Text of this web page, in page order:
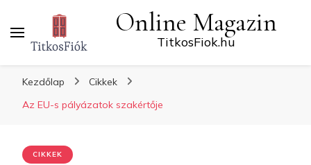
Online Magazin
TitkosFiok.hu
Kezdőlap
Cikkek
Az EU-s pályázatok szakértője
CIKKEK